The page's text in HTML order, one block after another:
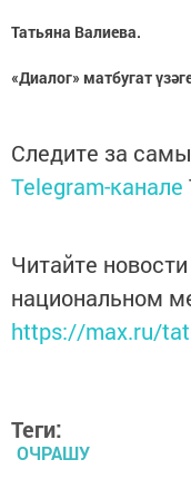
Татьяна Валиева.
«Диалог» матбугат
Следите за
Telegram-канале
Читайте
национальном
https://max.ru/
Теги:
ОЧРАШУ